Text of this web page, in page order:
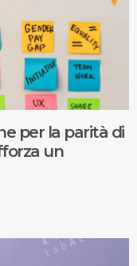
per la parità di
un